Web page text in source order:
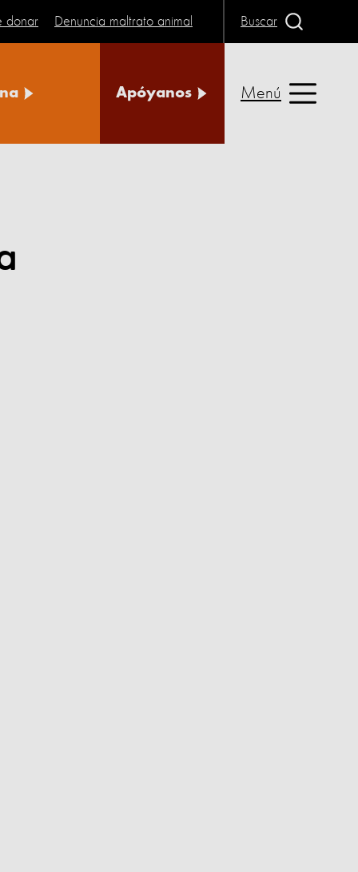
donar Denuncia maltrato animal Buscar
Apóyanos Menú